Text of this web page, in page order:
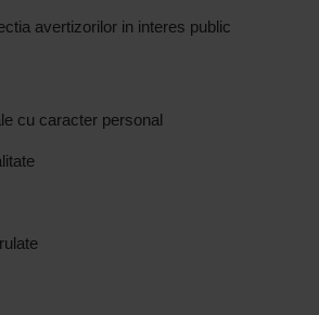
avertizorilor in interes public
cu caracter personal